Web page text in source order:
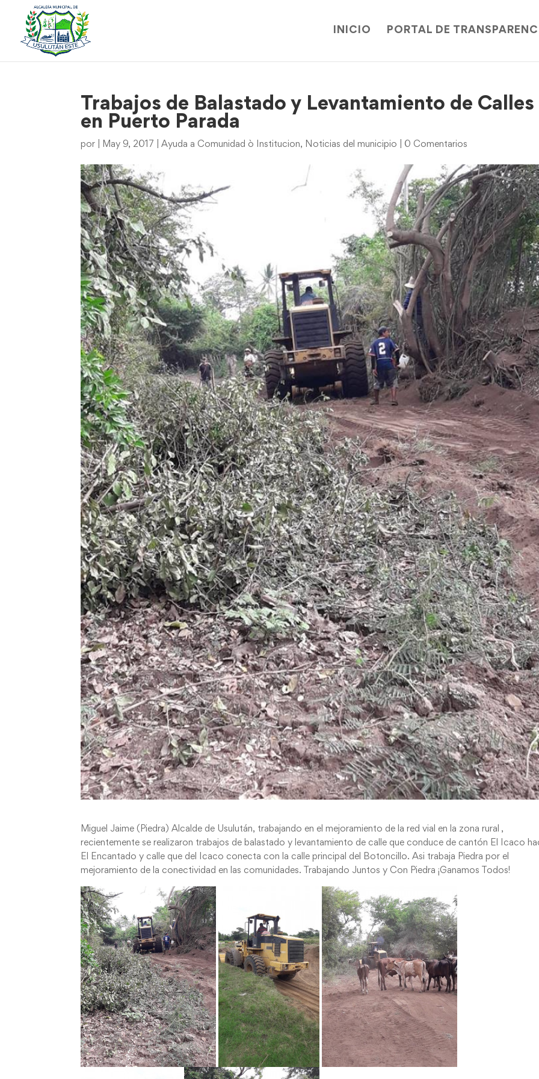
INICIO PORTAL DE
Trabajos de Balastado y Levantamiento de Calles
en Puerto Parada
por May 9, 2017 |Ayuda a Comunidad ò Institucion, Noticias del municipio 0 Comentarios
Miguel Jaime (Piedra) Alcalde de Usulután, trabajando en el mejoramiento de la red vial en la zona rural ,
recientemente se realizaron trabajos de balastado y levantamiento de calle que conduce de cantón El Icaco
El Encantado y calle que del Icaco conecta con la calle principal del Botoncillo. Asi trabaja Piedra por el
mejoramiento de la conectividad en las comunidades. Trabajando Juntos y Con Piedra ¡Ganamos Todos!